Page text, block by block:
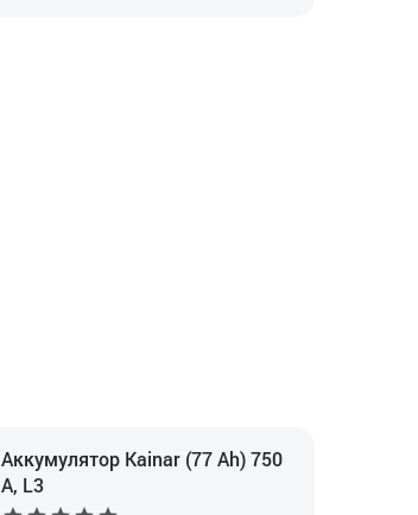
Аккумулятор Kainar (77 Ah) 750
А, L3